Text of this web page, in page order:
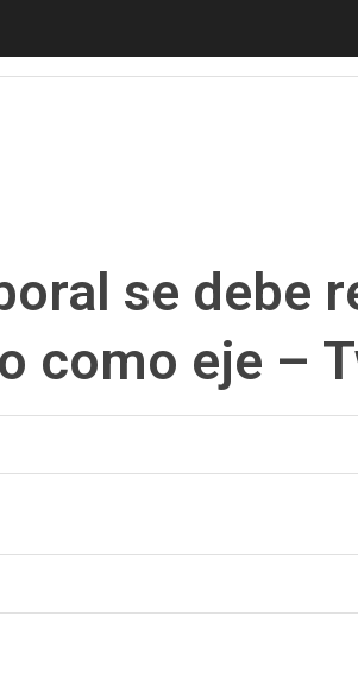
laboral se debe redefinir con
se debe
como eje –